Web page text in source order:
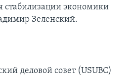
стабилизации экономики
Зеленский.
деловой совет (USUBC)